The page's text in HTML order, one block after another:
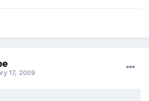
17, 2009